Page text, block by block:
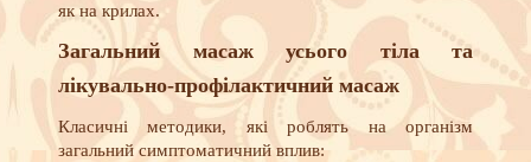
як на крилах.
Загальний масаж усього тіла та
лікувально-профілактичний масаж
Класичні методики, які роблять на організм
загальний симптоматичний вплив: